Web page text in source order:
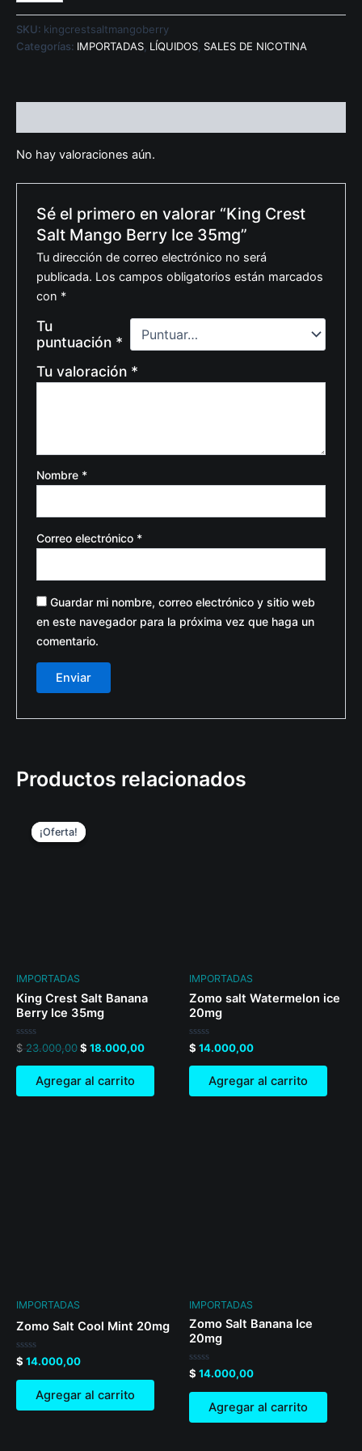
SKU: kingcrestsaltmangoberry
Categorías: IMPORTADAS LÍQUIDOS SALES DE NICOTINA
No hay valoraciones aún.
Sé el primero en valorar “King Crest
Salt Mango Berry Ice 35mg”
Tu dirección de correo electrónico no será
publicada. Los campos obligatorios están marcados
con *
Tu
puntuación *
Tu valoración *
Nombre *
Correo electrónico *
Guardar mi nombre, correo electrónico y sitio web
en este navegador para la próxima vez que haga un
comentario.
Productos relacionados
¡Oferta!
¡Oferta!
IMPORTADAS
King Crest Salt Banana
Berry Ice 35mg
Valorado
en
0
$23.000,00
price
was:
$ 18.000,00
Agregar al carrito
IMPORTADAS
Zomo salt Watermelon ice
20mg
Valorado
en
0
$ 14.000,00
Agregar al carrito
IMPORTADAS
Zomo Salt Cool Mint 20mg
Valorado
en
0
$ 14.000,00
Agregar al carrito
IMPORTADAS
Zomo Salt Banana Ice
20mg
Valorado
en
0
$ 14.000,00
Agregar al carrito